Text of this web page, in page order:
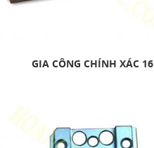
GIA CÔNG CHÍNH XÁC 16